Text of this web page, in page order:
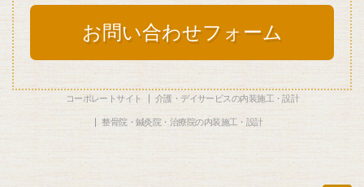
お問い合わせフォーム
コーポレートサイト 介護・デイサービスの内装施工・設計
整骨院・鍼灸院・治療院の内装施工・設計